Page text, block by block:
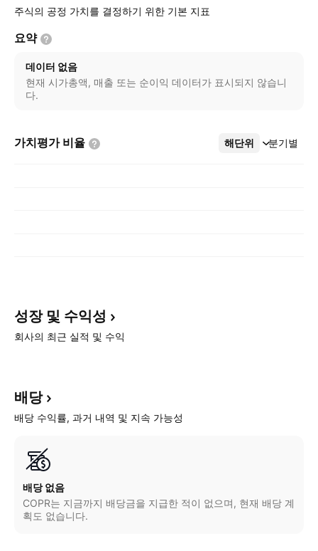
주식의 공정 가치를 결정하기 위한 기본 지표
요약
데이터 없음
현재 시가총액, 매출 또는 순이익 데이터가 표시되지 않습니
다.
가치평가 비율 해단위 분기별
더보기
성장 및 수익성
회사의 최근 실적 및 수익
배당
배당 수익률, 과거 내역 및 지속 가능성
배당 없음
COPR는 지금까지 배당금을 지급한 적이 없으며, 현재 배당 계
획도 없습니다.